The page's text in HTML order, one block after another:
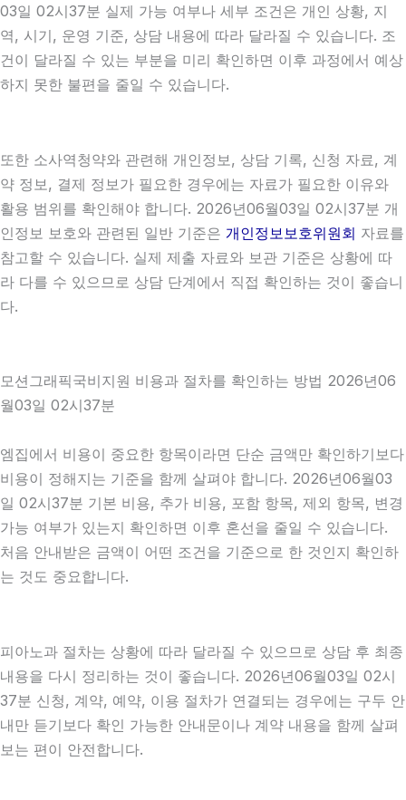
03일 02시37분 실제 가능 여부나 세부 조건은 개인 상황, 지
역, 시기, 운영 기준, 상담 내용에 따라 달라질 수 있습니다. 조
건이 달라질 수 있는 부분을 미리 확인하면 이후 과정에서 예상
하지 못한 불편을 줄일 수 있습니다.
또한 소사역청약와 관련해 개인정보, 상담 기록, 신청 자료, 계
약 정보, 결제 정보가 필요한 경우에는 자료가 필요한 이유와
활용 범위를 확인해야 합니다. 2026년06월03일 02시37분 개
인정보 보호와 관련된 일반 기준은 개인정보보호위원회 자료를
참고할 수 있습니다. 실제 제출 자료와 보관 기준은 상황에 따
라 다를 수 있으므로 상담 단계에서 직접 확인하는 것이 좋습니
다.
모션그래픽국비지원 비용과 절차를 확인하는 방법 2026년06
월03일 02시37분
엠집에서 비용이 중요한 항목이라면 단순 금액만 확인하기보다
비용이 정해지는 기준을 함께 살펴야 합니다. 2026년06월03
일 02시37분 기본 비용, 추가 비용, 포함 항목, 제외 항목, 변경
가능 여부가 있는지 확인하면 이후 혼선을 줄일 수 있습니다.
처음 안내받은 금액이 어떤 조건을 기준으로 한 것인지 확인하
는 것도 중요합니다.
피아노과 절차는 상황에 따라 달라질 수 있으므로 상담 후 최종
내용을 다시 정리하는 것이 좋습니다. 2026년06월03일 02시
37분 신청, 계약, 예약, 이용 절차가 연결되는 경우에는 구두 안
내만 듣기보다 확인 가능한 안내문이나 계약 내용을 함께 살펴
보는 편이 안전합니다.